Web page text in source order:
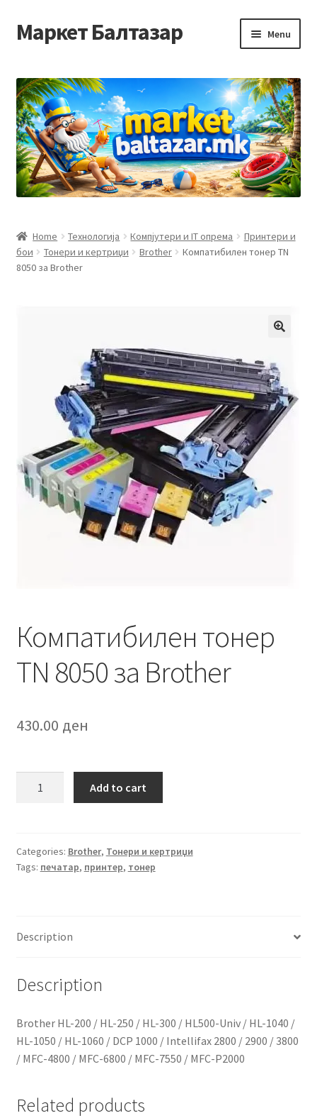
Skip
to
Skip
to
Маркет Балтазар Menu
Checkout
Homepage
Privacy Policy
Контакт
Рекламации и замена на производ
Сите производи
Услови за користење
Home Технологија Компјутери и IT опрема
Принтери и
бои
Тонери и кертриџи Brother
Компатибилен тонер TN
8050 за Brother
Компатибилен тонер
TN 8050 за Brother
430.00 ден
за
Brother
Add to cart
Categories: Brother, Тонери и кертриџи
Tags: печатар, принтер, тонер
Description
Description
Brother HL-200 / HL-250 / HL-300 / HL500-Univ / HL-1040 /
HL-1050 / HL-1060 / DCP 1000 / Intellifax 2800 / 2900 / 3800
/ MFC-4800 / MFC-6800 / MFC-7550 / MFC-P2000
Related products